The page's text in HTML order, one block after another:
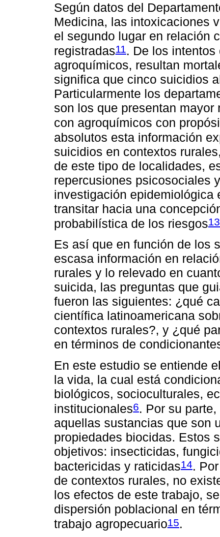
Según datos del
Medicina, las intoxicaciones
el segundo lugar en relación
registradas11. De los
agroquímicos, resultan
significa que cinco suicidios
Particularmente los
son los que presentan
con agroquímicos con
absolutos esta información
suicidios en contextos
de este tipo de localidades,
repercusiones psicosociales
investigación epidemiológica
transitar hacia una
probabilística de los riesgos13
Es así que en función de los
escasa información en
rurales y lo relevado en
suicida, las preguntas que
fueron las siguientes: ¿qué
científica latinoamericana
contextos rurales?, y ¿qué
en términos de
En este estudio se entiende
la vida, la cual está
biológicos, socioculturales,
institucionales6. Por su
aquellas sustancias que son
propiedades biocidas. Estos
objetivos: insecticidas,
bactericidas y raticidas14.
de contextos rurales, no
los efectos de este trabajo,
dispersión poblacional en
trabajo agropecuario15.